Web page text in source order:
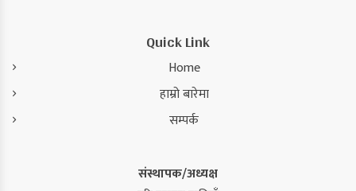
Quick Link
Home
हाम्रो बारेमा
सम्पर्क
संस्थापक/अध्यक्ष